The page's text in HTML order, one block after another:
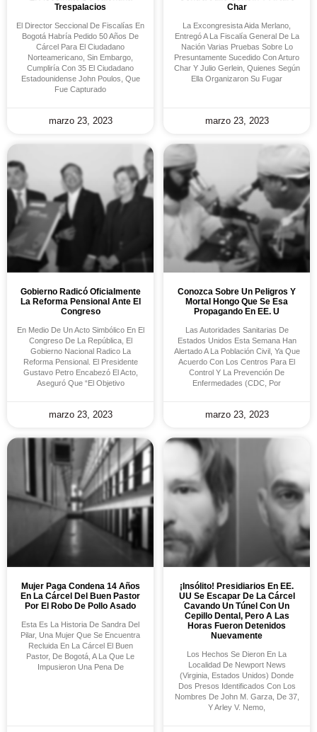
Trespalacios
El Director Seccional De Fiscalías En
Bogotá Habría Pedido 50 Años De
Cárcel Para El Ciudadano
Norteamericano, Sin Embargo,
Cumpliría Con 35 El Ciudadano
Estadounidense John Poulos, Que
Fue Capturado
marzo 23, 2023
Char
La Excongresista Aida Merlano,
Entregó A La Fiscalía General De La
Nación Varias Pruebas Sobre Lo
Presuntamente Sucedido Con Arturo
Char Y Julio Gerlein, Quienes Según
Ella Organizaron Su Fugar
marzo 23, 2023
Gobierno Radicó Oficialmente
La Reforma Pensional Ante El
Congreso
En Medio De Un Acto Simbólico En El
Congreso De La República, El
Gobierno Nacional Radico La
Reforma Pensional. El Presidente
Gustavo Petro Encabezó El Acto,
Aseguró Que “el Objetivo
marzo 23, 2023
Conozca Sobre Un Peligros Y
Mortal Hongo Que Se Esa
Propagando En EE. U
Las Autoridades Sanitarias De
Estados Unidos Esta Semana Han
Alertado A La Población Civil, Ya Que
Acuerdo Con Los Centros Para El
Control Y La Prevención De
Enfermedades (CDC, Por
marzo 23, 2023
Mujer Paga Condena 14 Años
En La Cárcel Del Buen Pastor
Por El Robo De Pollo Asado
Esta Es La Historia De Sandra Del
Pilar, Una Mujer Que Se Encuentra
Recluida En La Cárcel El Buen
Pastor, De Bogotá, A La Que Le
Impusieron Una Pena De
¡Insólito! Presidiarios En EE.
UU Se Escapar De La Cárcel
Cavando Un Túnel Con Un
Cepillo Dental, Pero A Las
Horas Fueron Detenidos
Nuevamente
Los Hechos Se Dieron En La
Localidad De Newport News
(Virginia, Estados Unidos) Donde
Dos Presos Identificados Con Los
Nombres De John M. Garza, De 37,
Y Arley V. Nemo,